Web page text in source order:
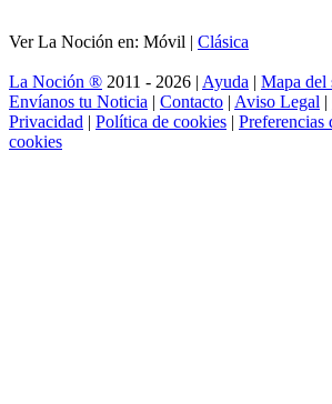
Ver La Noción en: Móvil | Clásica
La Noción ® 2011 - 2026 | Ayuda | Mapa del
Envíanos tu Noticia | Contacto | Aviso Legal |
Privacidad | Política de cookies | Preferencias
cookies